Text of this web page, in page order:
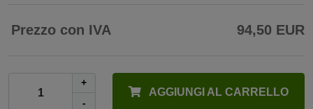
Prezzo con IVA 94,50 EUR
+
-
AGGIUNGI AL CARRELLO